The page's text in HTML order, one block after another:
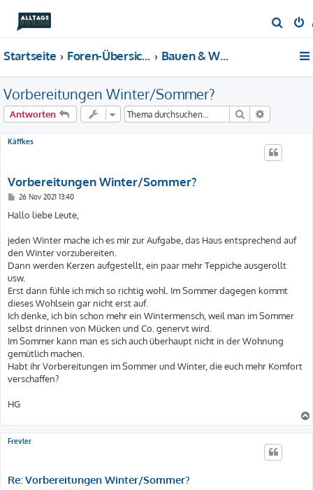
u
Startseite Foren-Übersicht Bauen & Wohnen
Vorbereitungen Winter/Sommer?
Antworten Suche
Käffkes
Vorbereitungen Winter/Sommer?
B
i
t
a
g
26 Nov 2021 13:40
Hallo liebe Leute,
jeden Winter mache ich es mir zur Aufgabe, das Haus entsprechend auf
den Winter vorzubereiten.
Dann werden Kerzen aufgestellt, ein paar mehr Teppiche ausgerollt
usw.
Erst dann fühle ich mich so richtig wohl. Im Sommer dagegen kommt
dieses Wohlsein gar nicht erst auf.
Ich denke, ich bin schon mehr ein Wintermensch, weil man im Sommer
selbst drinnen von Mücken und Co. genervt wird.
Im Sommer kann man es sich auch überhaupt nicht in der Wohnung
gemütlich machen.
Habt ihr Vorbereitungen im Sommer und Winter, die euch mehr Komfort
verschaffen?
HG
Frevler
Re: Vorbereitungen Winter/Sommer?